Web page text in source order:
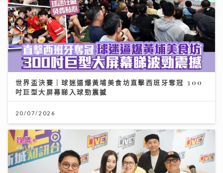
世界盃決賽｜球迷逼爆黃埔美食坊直擊西班牙奪冠 300
吋巨型大屏幕睇入球勁震撼
20/07/2026